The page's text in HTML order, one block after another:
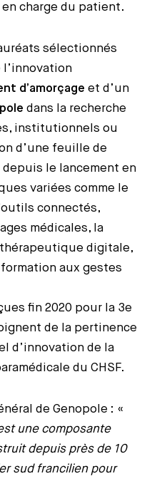
charge du patient.
sélectionnés
l’innovation
d’amorçage et d’un
dans la recherche
institutionnels ou
d’une feuille de
le lancement en
variées comme le
connectés,
médicales, la
digitale,
aux gestes
fin 2020 pour la 3e
de la pertinence
d’innovation de la
du CHSF.
de Genopole : «
une composante
depuis près de 10
sud francilien pour